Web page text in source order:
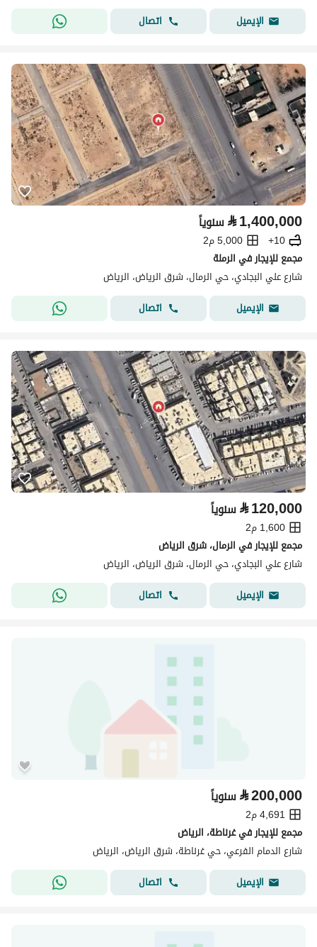
الإيميل
اتصال
⃁1,400,000 سنوياً
10+
5,000 م2
مجمع للإيجار في الرملة
شارع علي البجادي، حي الرمال، شرق الرياض، الرياض
الإيميل
اتصال
⃁120,000 سنوياً
1,600 م2
مجمع للإيجار في الرمال، شرق الرياض
شارع علي البجادي، حي الرمال، شرق الرياض، الرياض
الإيميل
اتصال
⃁200,000 سنوياً
4,691 م2
مجمع للإيجار في غرناطة، الرياض
شارع الدمام الفرعي، حي غرناطة، شرق الرياض، الرياض
الإيميل
اتصال